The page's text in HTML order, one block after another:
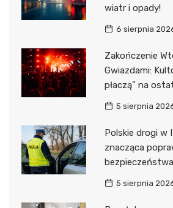
wiatr i opady!
6 sierpnia
Zakończenie
Gwiazdami:
płaczą” na
5 sierpnia
Polskie drogi w
znacząca
bezpieczeństwa
5 sierpnia